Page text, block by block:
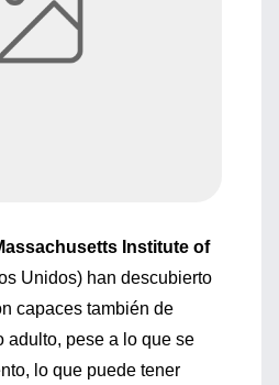
Institute of
Unidos) han descubierto
capaces también de
adulto, pese a lo que se
lo que puede tener